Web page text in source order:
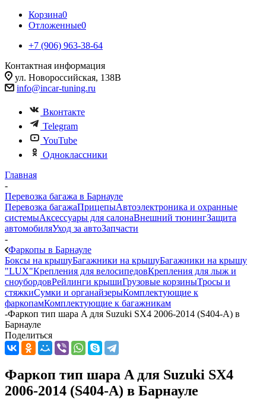
Корзина0
Отложенные0
+7 (906) 963-38-64
Контактная информация
ул. Новороссийская, 138В
info@incar-tuning.ru
Вконтакте
Telegram
YouTube
Одноклассники
Главная
-
Перевозка багажа в Барнауле
Перевозка багажаПрицепыАвтоэлектроника и охранные
системыАксессуары для салонаВнешний тюнингЗащита
автомобиляУход за автоЗапчасти
-
Фаркопы в Барнауле
Боксы на крышуБагажники на крышуБагажники на крышу
"LUX"Крепления для велосипедовКрепления для лыж и
сноубордовРейлинги крышиГрузовые корзиныТросы и
стяжкиСумки и органайзерыКомплектующие к
фаркопамКомплектующие к багажникам
-Фаркоп тип шара A для Suzuki SX4 2006-2014 (S404-A) в
Барнауле
Поделиться
Фаркоп тип шара A для Suzuki SX4
2006-2014 (S404-A) в Барнауле